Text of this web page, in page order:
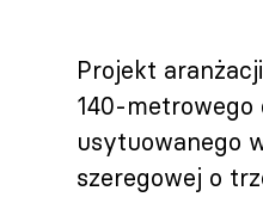
Projekt
140-metrowego
usytuowanego
szeregowej o